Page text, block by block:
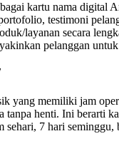
kartu nama digital
testimoni
layanan secara
pelanggan
yang memiliki jam
tanpa henti. Ini berarti
sehari, 7 hari seminggu,